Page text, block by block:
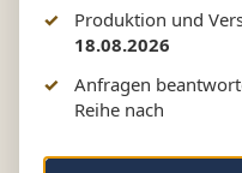
Produktion und
18.08.2026
Anfragen
Reihe nach
Bildergalerie